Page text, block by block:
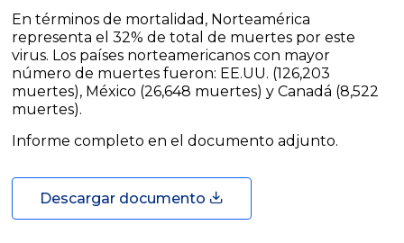
En términos de mortalidad, Norteamérica
representa el 32% de total de muertes por este
virus. Los países norteamericanos con mayor
número de muertes fueron: EE.UU. (126,203
muertes), México (26,648 muertes) y Canadá (8,522
muertes).
Informe completo en el documento adjunto.
Descargar documento